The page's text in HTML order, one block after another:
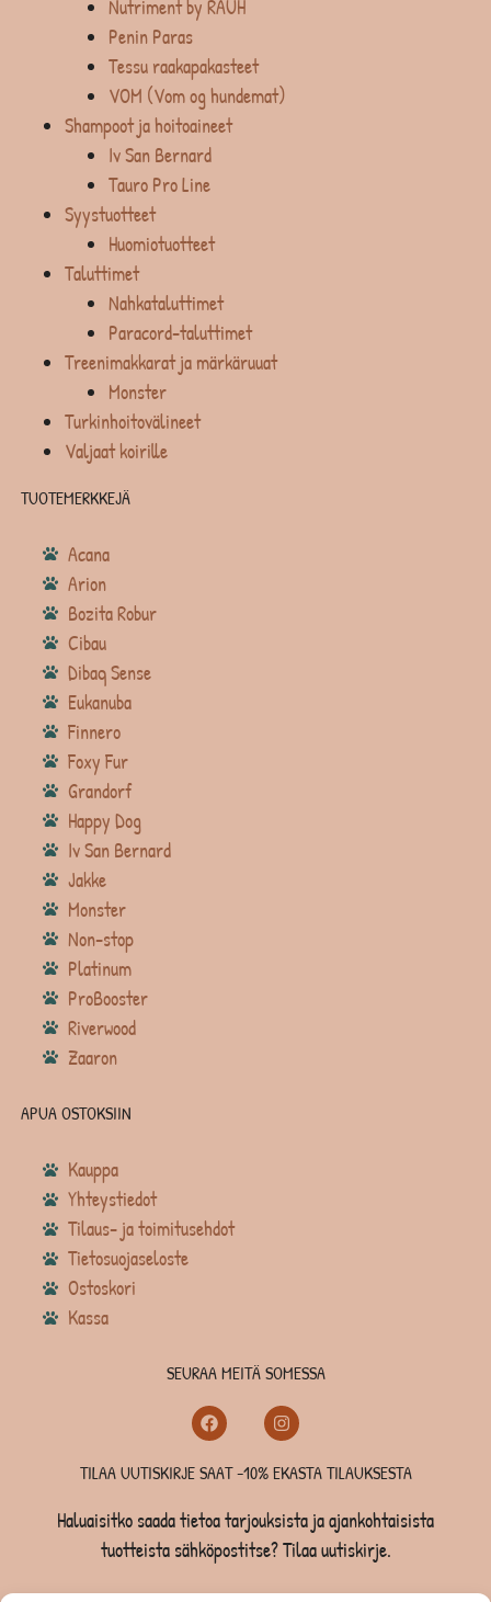
Nutriment by RAUH
Penin Paras
Tessu raakapakasteet
VOM (Vom og hundemat)
Shampoot ja hoitoaineet
Iv San Bernard
Tauro Pro Line
Syystuotteet
Huomiotuotteet
Taluttimet
Nahkataluttimet
Paracord-taluttimet
Treenimakkarat ja märkäruuat
Monster
Turkinhoitovälineet
Valjaat koirille
TUOTEMERKKEJÄ
Acana
Arion
Bozita Robur
Cibau
Dibaq Sense
Eukanuba
Finnero
Foxy Fur
Grandorf
Happy Dog
Iv San Bernard
Jakke
Monster
Non-stop
Platinum
ProBooster
Riverwood
Zaaron
APUA OSTOKSIIN
Kauppa
Yhteystiedot
Tilaus- ja toimitusehdot
Tietosuojaseloste
Ostoskori
Kassa
SEURAA MEITÄ SOMESSA
TILAA UUTISKIRJE SAAT -10% EKASTA TILAUKSESTA
Haluaisitko saada tietoa tarjouksista ja ajankohtaisista
tuotteista sähköpostitse? Tilaa uutiskirje.